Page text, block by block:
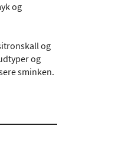
og
og
og
sminken.